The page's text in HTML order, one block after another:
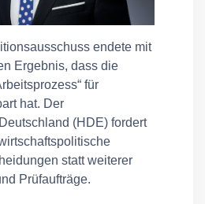
endete mit
Ergebnis, dass die
für
hat. Der
(HDE) fordert
statt weiterer
Prüfaufträge.